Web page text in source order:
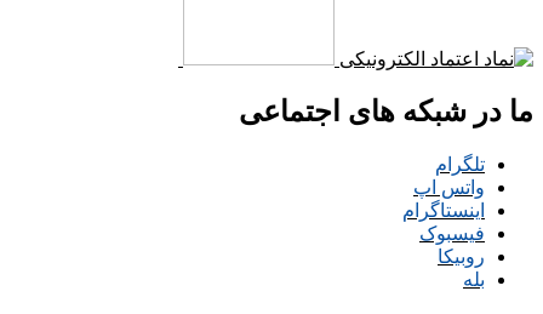
ما در شبکه های اجتماعی
تلگرام
واتس اپ
اینستاگرام
فیسبوک
روبیکا
بله